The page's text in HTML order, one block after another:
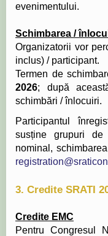
evenimentului.
Schimbarea /
Organizatorii vor
inclus) / participant.
Termen de
2026; după
schimbări / înlocuiri.
Participantul
susține grupuri
nominal,
3. Credite SRATI
Credite EMC
Pentru Congresul